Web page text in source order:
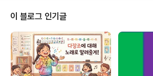
조재하기 위해서는 의사의 처방이 필요합니다. 그런데 이
와 같은 관계에서 프로그램을 잘못 작성하여 버그가 날 위
험이 많습니다. 예를 들어 의사의 “치료하다” 기능에서 약
사의 “조재하다”를 호출하게 구현하고 약사의 “조재하다”
기능에서 의사의 “치료하다”를 호출한다면 스택 오버 플로
우가 발생할 것입니다. 물..
이 블로그 인기글